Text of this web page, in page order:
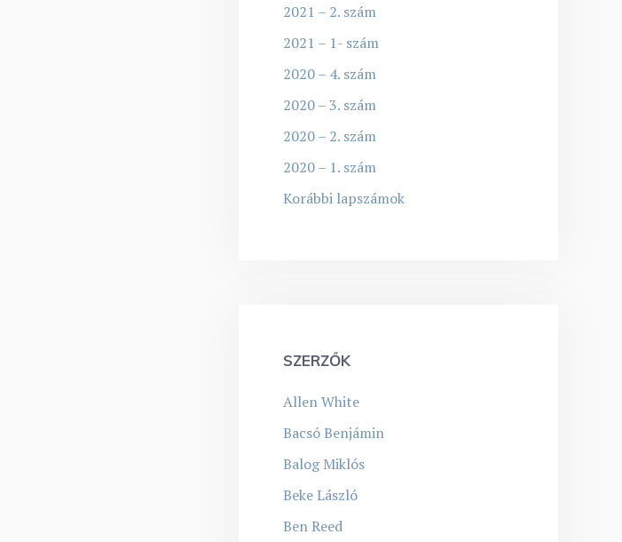
2021 – 2. szám
2021 – 1- szám
2020 – 4. szám
2020 – 3. szám
2020 – 2. szám
2020 – 1. szám
Korábbi lapszámok
SZERZŐK
Allen White
Bacsó Benjámin
Balog Miklós
Beke László
Ben Reed